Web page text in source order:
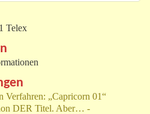
Telex
Verfahren: „Capricorn 01“
DER Titel. Aber… -